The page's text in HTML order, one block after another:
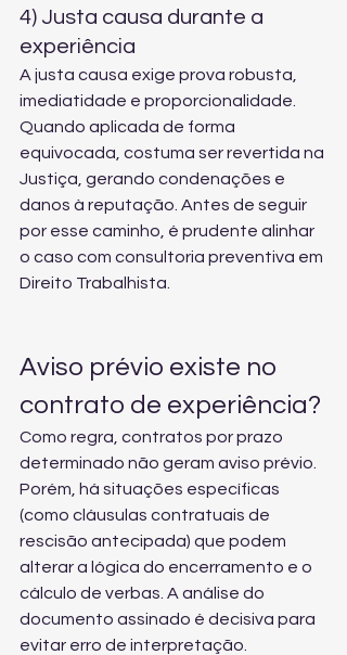
4) Justa causa durante a
experiência
A justa causa exige prova robusta,
imediatidade e proporcionalidade.
Quando aplicada de forma
equivocada, costuma ser revertida na
Justiça, gerando condenações e
danos à reputação. Antes de seguir
por esse caminho, é prudente alinhar
o caso com consultoria preventiva em
Direito Trabalhista
Aviso prévio existe no
contrato de experiência?
Como regra, contratos por prazo
determinado não geram aviso prévio.
Porém, há situações específicas
(como cláusulas contratuais de
rescisão antecipada) que podem
alterar a lógica do encerramento e o
cálculo de verbas. A análise do
documento assinado é decisiva para
evitar erro de interpretação.